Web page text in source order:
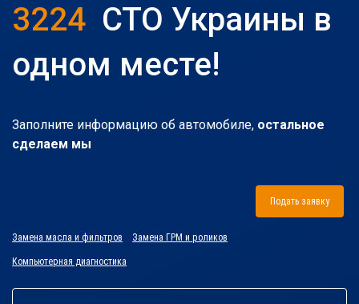
3224 СТО Украины в
одном месте!
Заполните информацию об автомобиле, остальное
сделаем мы
Подать заявку
Замена масла и фильтров Замена ГРМ и роликов
Компьютерная диагностика